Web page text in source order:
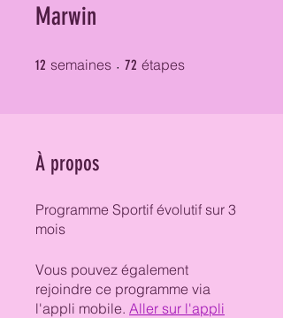
Marwin
12 semaines 12 semaines
72 étapes
À propos
Programme Sportif évolutif sur 3
mois
Vous pouvez également
rejoindre ce programme via
l'appli mobile. Aller sur l'appli